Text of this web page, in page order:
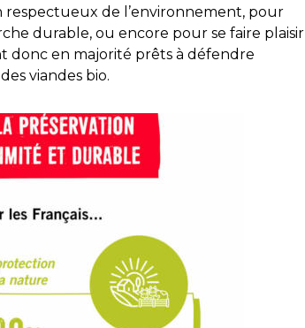
de l’environnement, pour
durable, ou encore pour se faire plaisir
donc en majorité prêts à défendre
viandes bio.